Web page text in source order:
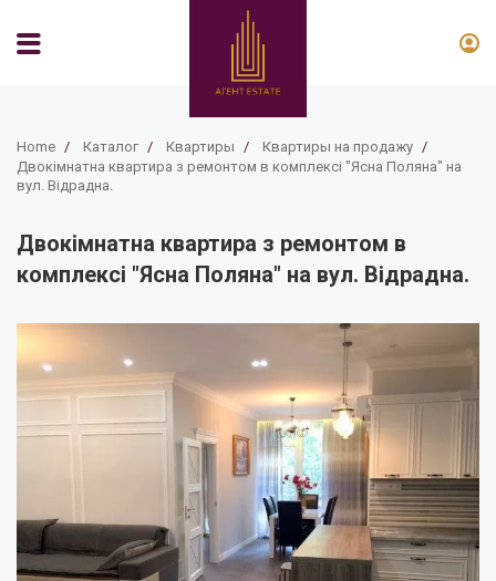
Home / Каталог / Квартиры / Квартиры на продажу /
Двокімнатна квартира з ремонтом в комплексі "Ясна Поляна" на
вул. Відрадна.
Двокімнатна квартира з ремонтом в
комплексі "Ясна Поляна" на вул. Відрадна.